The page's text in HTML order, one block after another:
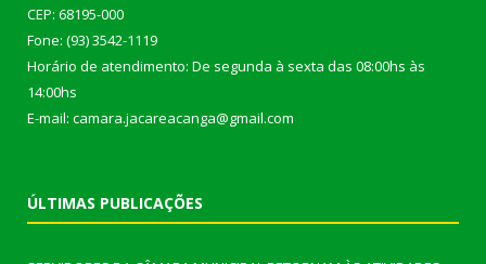
CEP: 68195-000
Fone: (93) 3542-1119
Horário de atendimento: De segunda à sexta das 08:00hs às
14:00hs
E-mail: camara.jacareacanga@gmail.com
ÚLTIMAS PUBLICAÇÕES